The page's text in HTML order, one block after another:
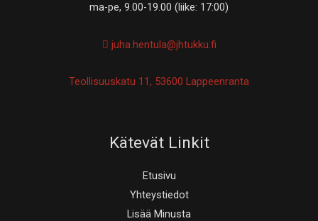
ma-pe, 9.00-19.00 (liike: 17:00)
juha.hentula@jhtukku.fi
Teollisuuskatu 11, 53600 Lappeenranta
Kätevät Linkit
Etusivu
Yhteystiedot
Lisää Minusta